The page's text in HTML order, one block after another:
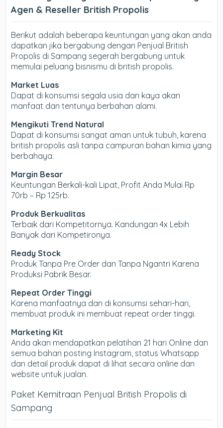
Agen & Reseller British Propolis
Berikut adalah beberapa keuntungan yang akan anda
dapatkan jika bergabung dengan Penjual British
Propolis di Sampang segerah bergabung untuk
memulai peluang bisnismu di british propolis.
Market Luas
Dapat di konsumsi segala usia dan kaya akan
manfaat dan tentunya berbahan alami.
Mengikuti Trend Natural
Dapat di konsumsi sangat aman untuk tubuh, karena
british propolis asli tanpa campuran bahan kimia yang
berbahaya.
Margin Besar
Keuntungan Berkali-kali Lipat, Profit Anda Mulai Rp
70rb – Rp 125rb.
Produk Berkualitas
Terbaik dari Kompetitornya. Kandungan 4x Lebih
Banyak dari Kompetironya.
Ready Stock
Produk Tanpa Pre Order dan Tanpa Ngantri Karena
Produksi Pabrik Besar.
Repeat Order Tinggi
Karena manfaatnya dan di konsumsi sehari-hari,
membuat produk ini membuat repeat order tinggi.
Marketing Kit
Anda akan mendapatkan pelatihan 21 hari Online dan
semua bahan posting Instagram, status Whatsapp
dan detail produk dapat di lihat secara online dan
website untuk jualan.
Paket Kemitraan Penjual British Propolis di
Sampang